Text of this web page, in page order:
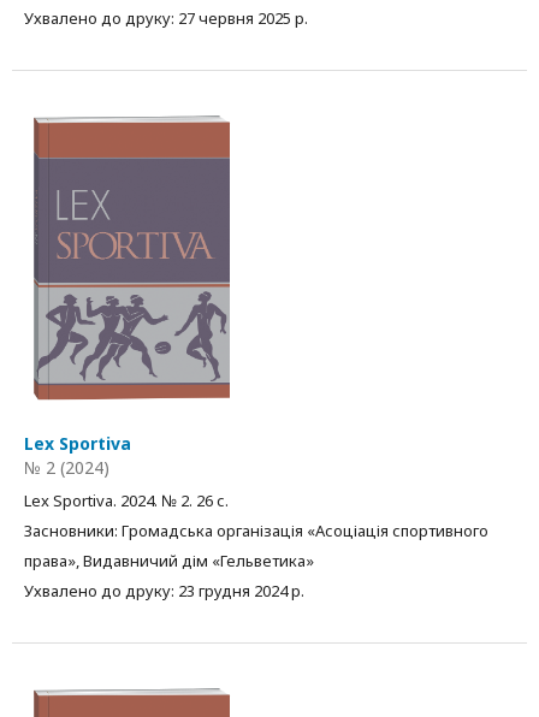
Ухвалено до друку: 27 червня 2025 р.
Lex Sportiva
№ 2 (2024)
Lex Sportiva. 2024. № 2. 26 с.
Засновники: Громадська організація «Асоціація спортивного
права», Видавничий дім «Гельветика»
Ухвалено до друку: 23 грудня 2024 р.